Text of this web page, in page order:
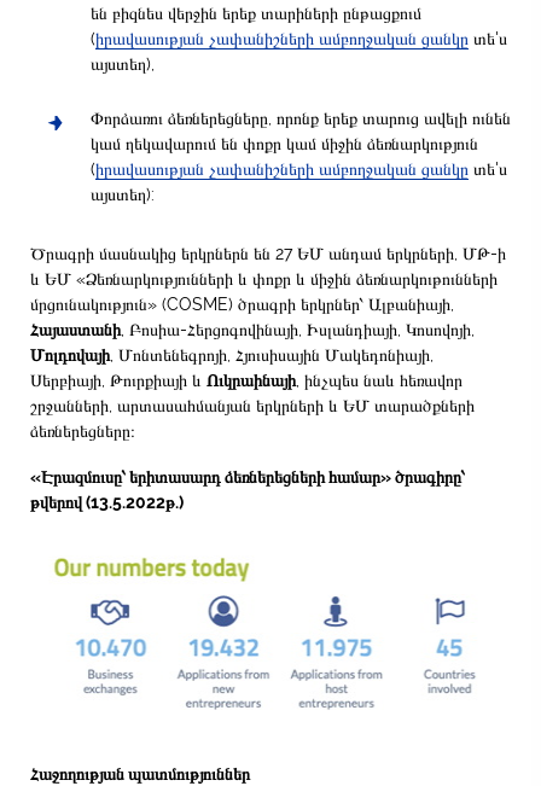
են բիզնես վերջին երեք տարիների ընթացքում
(իրավասության չափանիշների ամբողջական ցանկը տե'ս
այստեղ),
Փորձառու ձեռներեցները, որոնք երեք տարուց ավելի ունեն
կամ ղեկավարում են փոքր կամ միջին ձեռնարկություն
(իրավասության չափանիշների ամբողջական ցանկը տե'ս
այստեղ):
Ծրագրի մասնակից երկրներն են 27 ԵՄ անդամ երկրների, ՄԹ-ի
և ԵՄ «Ձեռնարկությունների և փոքր և միջին ձեռնարկութունների
մրցունակություն» (COSME) ծրագրի երկրներ՝ Ալբանիայի,
Հայաստանի, Բոսիա-Հերցոգովինայի, Իսլանդիայի, Կոսովոյի,
Մոլդովայի, Մոնտենեգրոյի, Հյուսիսային Մակեդոնիայի,
Սերբիայի, Թուրքիայի և Ուկրաինայի, ինչպես նաև հեռավոր
շրջանների, արտասահմանյան երկրների և ԵՄ տարածքների
ձեռներեցները։
«Էրազմուսը՝ երիտասարդ ձեռներեցների համար» ծրագիրը՝
թվերով (13.5.2022թ.)
Հաջողության պատմություններ